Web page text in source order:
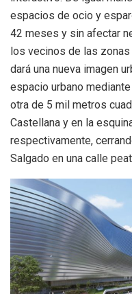
espacios de ocio y
42 meses y sin afectar
los vecinos de las
dará una nueva imagen
espacio urbano
otra de 5 mil metros
Castellana y en la
respectivamente,
Salgado en una calle